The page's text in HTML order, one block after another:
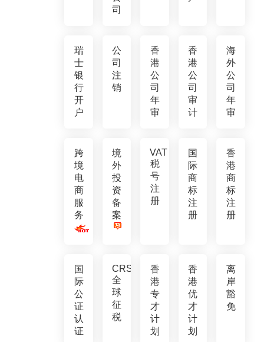
司
瑞
士
银
行
开
户
公
司
注
销
香
港
公
司
年
审
香
港
公
司
审
计
海
外
公
司
年
审
跨
境
电
商
服
务
境
外
投
资
备
案
VAT
税
号
注
册
国
际
商
标
注
册
香
港
商
标
注
册
国
际
公
证
认
证
CRS
全
球
征
税
香
港
专
才
计
划
香
港
优
才
计
划
离
岸
豁
免